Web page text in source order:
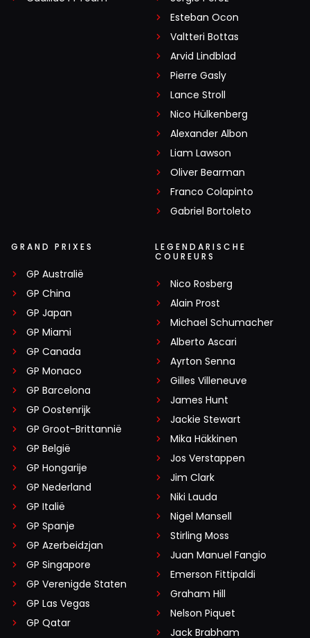
Esteban Ocon
Valtteri Bottas
Arvid Lindblad
Pierre Gasly
Lance Stroll
Nico Hülkenberg
Alexander Albon
Liam Lawson
Oliver Bearman
Franco Colapinto
Gabriel Bortoleto
GRAND PRIXES
GP Australië
GP China
GP Japan
GP Miami
GP Canada
GP Monaco
GP Barcelona
GP Oostenrijk
GP Groot-Brittannië
GP België
GP Hongarije
GP Nederland
GP Italië
GP Spanje
GP Azerbeidzjan
GP Singapore
GP Verenigde Staten
GP Las Vegas
GP Qatar
LEGENDARISCHE
COUREURS
Nico Rosberg
Alain Prost
Michael Schumacher
Alberto Ascari
Ayrton Senna
Gilles Villeneuve
James Hunt
Jackie Stewart
Mika Häkkinen
Jos Verstappen
Jim Clark
Niki Lauda
Nigel Mansell
Stirling Moss
Juan Manuel Fangio
Emerson Fittipaldi
Graham Hill
Nelson Piquet
Jack Brabham